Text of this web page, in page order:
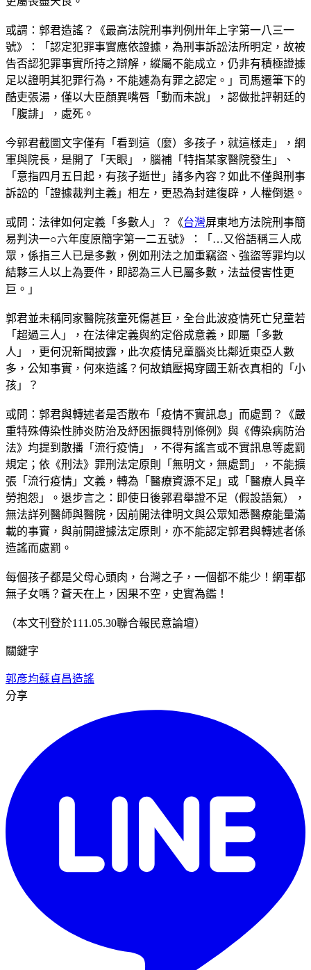
或謂：郭君造謠？《最高法院刑事判例卅年上字第一八三一
號》：「認定犯罪事實應依證據，為刑事訴訟法所明定，故被
告否認犯罪事實所持之辯解，縱屬不能成立，仍非有積極證據
足以證明其犯罪行為，不能遽為有罪之認定。」司馬遷筆下的
酷吏張湯，僅以大臣顏異嘴唇「動而未說」，認做批評朝廷的
「腹誹」，處死。
今郭君截圖文字僅有「看到這（麼）多孩子，就這樣走」，網
軍與院長，是開了「天眼」，腦補「特指某家醫院發生」、
「意指四月五日起，有孩子逝世」諸多內容？如此不僅與刑事
訴訟的「證據裁判主義」相左，更恐為封建復辟，人權倒退。
或問：法律如何定義「多數人」？《台灣屏東地方法院刑事簡
易判決一○六年度原簡字第一二五號》：「…又俗語稱三人成
眾，係指三人已是多數，例如刑法之加重竊盜、強盜等罪均以
結夥三人以上為要件，即認為三人已屬多數，法益侵害性更
巨。」
郭君並未稱同家醫院孩童死傷甚巨，全台此波疫情死亡兒童若
「超過三人」，在法律定義與約定俗成意義，即屬「多數
人」，更何況新聞披露，此次疫情兒童腦炎比鄰近東亞人數
多，公知事實，何來造謠？何故鎮壓揭穿國王新衣真相的「小
孩」？
或問：郭君與轉述者是否散布「疫情不實訊息」而處罰？《嚴
重特殊傳染性肺炎防治及紓困振興特別條例》與《傳染病防治
法》均提到散播「流行疫情」，不得有謠言或不實訊息等處罰
規定；依《刑法》罪刑法定原則「無明文，無處罰」，不能擴
張「流行疫情」文義，轉為「醫療資源不足」或「醫療人員辛
勞抱怨」。退步言之：即使日後郭君舉證不足（假設語氣），
無法詳列醫師與醫院，因前開法律明文與公眾知悉醫療能量滿
載的事實，與前開證據法定原則，亦不能認定郭君與轉述者係
造謠而處罰。
每個孩子都是父母心頭肉，台灣之子，一個都不能少！網軍都
無子女嗎？蒼天在上，因果不空，史實為鑑！
（本文刊登於111.05.30聯合報民意論壇）
關鍵字
郭彥均蘇貞昌造謠
分享